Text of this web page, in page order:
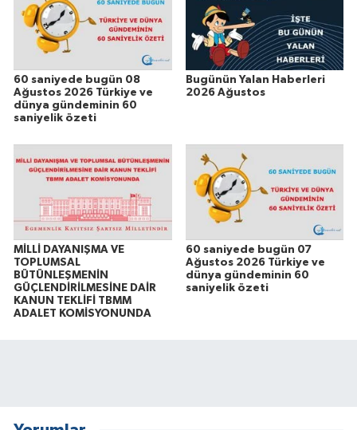
60 saniyede bugün 08
Ağustos 2026 Türkiye ve
dünya gündeminin 60
saniyelik özeti
Bugünün Yalan Haberleri
2026 Ağustos
MİLLİ DAYANIŞMA VE
TOPLUMSAL
BÜTÜNLEŞMENİN
GÜÇLENDİRİLMESİNE DAİR
KANUN TEKLİFİ TBMM
ADALET KOMİSYONUNDA
60 saniyede bugün 07
Ağustos 2026 Türkiye ve
dünya gündeminin 60
saniyelik özeti